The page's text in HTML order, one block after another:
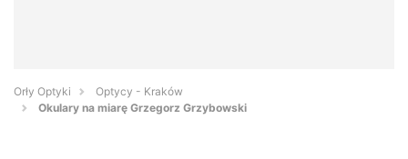
Orły Optyki
Optycy - Kraków
Okulary na miarę Grzegorz Grzybowski